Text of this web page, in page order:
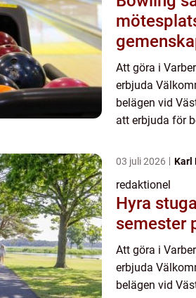
Att göra i
erbjuda
belägen vid
att erbjuda för
03 juli 2026 Karl
redaktionel
Hyra stuga
semester
Att göra i
erbjuda
belägen vid